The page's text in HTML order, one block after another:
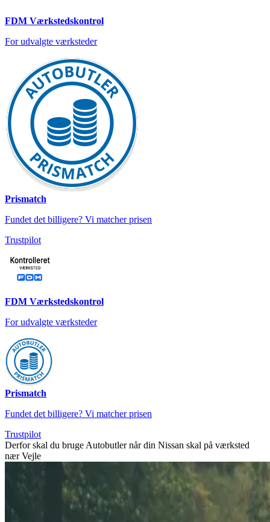
FDM Værkstedskontrol
For udvalgte værksteder
Prismatch
Fundet det billigere? Vi matcher prisen
Trustpilot
FDM Værkstedskontrol
For udvalgte værksteder
Prismatch
Fundet det billigere? Vi matcher prisen
Trustpilot
Derfor skal du bruge Autobutler når din Nissan skal på værksted
nær Vejle